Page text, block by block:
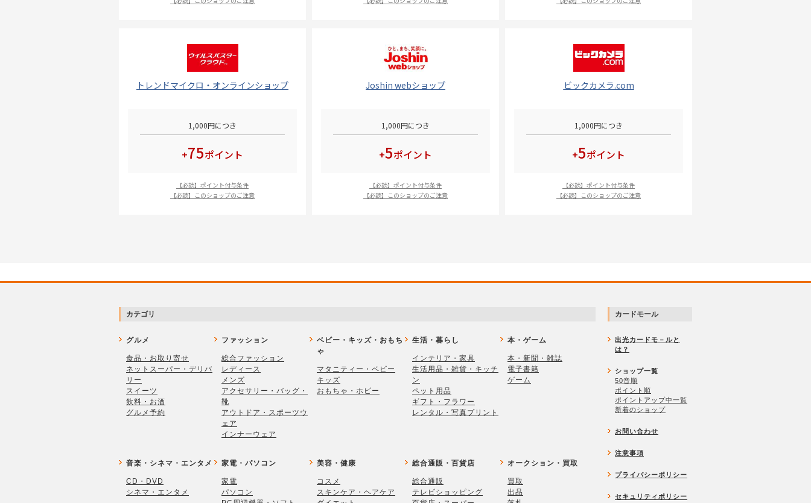
トレンドマイクロ・オンラインショップ
1,000円につき
+75ポイント
【必読】ポイント付与条件
【必読】このショップのご注意
Joshin webショップ
1,000円につき
+5ポイント
【必読】ポイント付与条件
【必読】このショップのご注意
ビックカメラ.com
1,000円につき
+5ポイント
【必読】ポイント付与条件
【必読】このショップのご注意
カテゴリ
グルメ
食品・お取り寄せ
ネットスーパー・デリバ
リー
スイーツ
飲料・お酒
グルメ予約
ファッション
総合ファッション
レディース
メンズ
アクセサリー・バッグ・
靴
アウトドア・スポーツウ
ェア
インナーウェア
ベビー・キッズ・おもち
ゃ
マタニティー・ベビー
キッズ
おもちゃ・ホビー
生活・暮らし
インテリア・家具
生活用品・雑貨・キッチ
ン
ペット用品
ギフト・フラワー
レンタル・写真プリント
本・ゲーム
本・新聞・雑誌
電子書籍
ゲーム
音楽・シネマ・エンタメ
CD・DVD
シネマ・エンタメ
家電・パソコン
家電
パソコン
美容・健康
コスメ
スキンケア・ヘアケア
総合通販・百貨店
総合通販
テレビショッピング
オークション・買取
買取
出品
カードモール
出光カードモ－ルと
は？
ショップ一覧
50音順
ポイント順
ポイントアップ中一覧
新着のショップ
お問い合わせ
注意事項
プライバシーポリシー
セキュリティポリシー